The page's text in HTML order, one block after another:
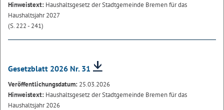
Hinweistext: Haushaltsgesetz der Stadtgemeinde Bremen für das
Haushaltsjahr 2027
(S. 222 - 241)
Gesetzblatt 2026 Nr. 31
Veröffentlichungsdatum: 25.03.2026
Hinweistext: Haushaltsgesetz der Stadtgemeinde Bremen für das
Haushaltsjahr 2026